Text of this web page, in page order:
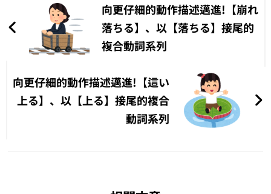
導
向更仔細的動作描述邁進!【崩れ
落ちる】、以【落ちる】接尾的
複合動詞系列
向更仔細的動作描述邁進!【這い
上る】、以【上る】接尾的複合
動詞系列